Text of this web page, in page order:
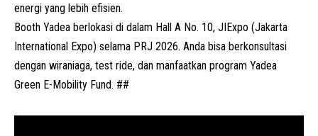
energi yang lebih efisien.
Booth Yadea berlokasi di dalam Hall A No. 10, JIExpo (Jakarta
International Expo) selama PRJ 2026. Anda bisa berkonsultasi
dengan wiraniaga, test ride, dan manfaatkan program Yadea
Green E-Mobility Fund. ##